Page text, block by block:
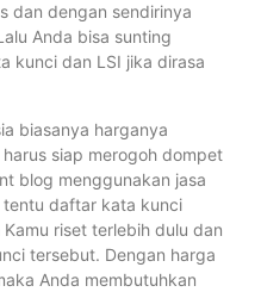
dan dengan sendirinya
Anda bisa sunting
kunci dan LSI jika dirasa
biasanya harganya
siap merogoh dompet
blog menggunakan jasa
tentu daftar kata kunci
riset terlebih dulu dan
tersebut. Dengan harga
Anda membutuhkan